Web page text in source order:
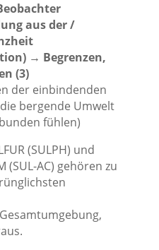
aus der /
→ Begrenzen,
(3)
der einbindenden
bergende Umwelt
fühlen)
(SULPH) und
(SUL-AC) gehören zu